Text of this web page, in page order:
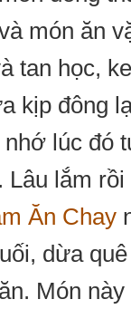
món ăn
tan học,
kịp đông
lúc đó
Lâu lắm
Ăn Chay
dừa
Món